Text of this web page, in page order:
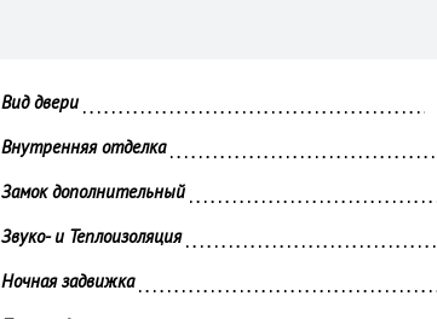
Вид двери
Внутренняя отделка
Замок дополнительный
Звуко- и Теплоизоляция
Ночная задвижка